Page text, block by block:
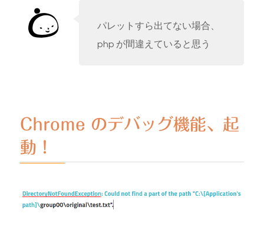
パレットすら出てない場合、
php が間違えていると思う
Chrome のデバッグ機能、起
動！